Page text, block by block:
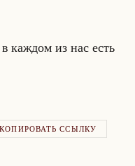
каж­дом из нас есть
ССЫЛКУ